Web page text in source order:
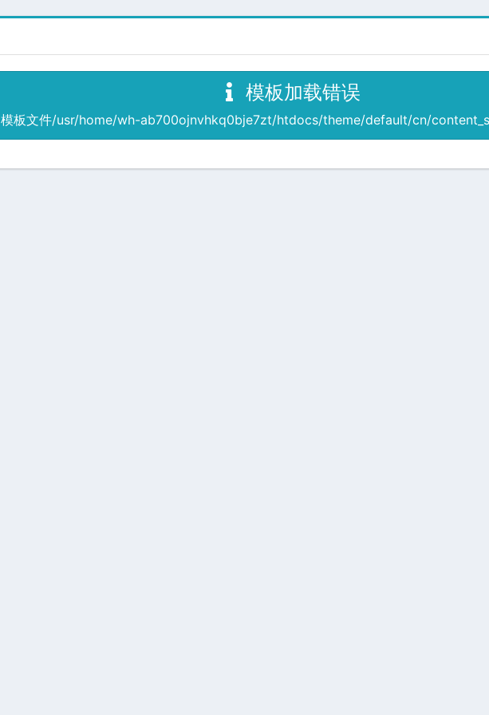
模板加载错误
模板文件/usr/home/wh-ab700ojnvhkq0bje7zt/htdocs/theme/default/cn/